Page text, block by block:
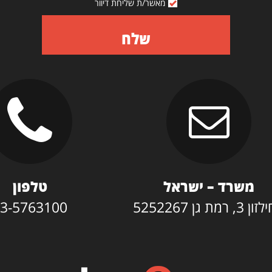
מאשר/ת שליחת דיוור
שלח
משרד – ישראל
גן 5252267
טלפון
5763100